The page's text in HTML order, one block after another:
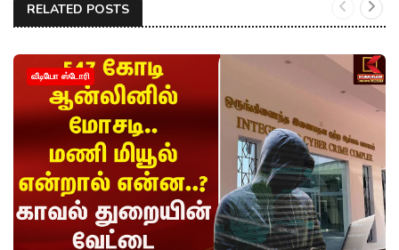
RELATED POSTS
வீடியோ ஸ்டோரி